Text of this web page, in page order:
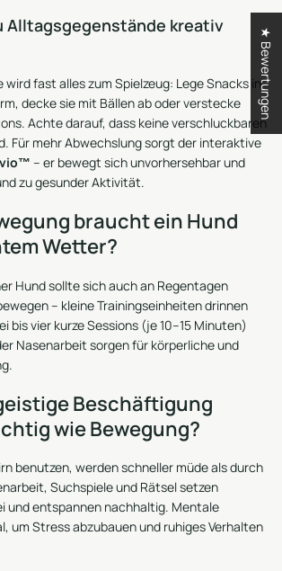
Alltagsgegenstände kreativ
fast alles zum Spielzeug: Lege Snacks in
decke sie mit Bällen ab oder verstecke
Achte darauf, dass keine verschluckbaren
Für mehr Abwechslung sorgt der interaktive
– er bewegt sich unvorhersehbar und
zu gesunder Aktivität.
braucht ein Hund
Wetter?
Hund sollte sich auch an Regentagen
– kleine Trainingseinheiten drinnen
bis vier kurze Sessions (je 10–15 Minuten)
Nasenarbeit sorgen für körperliche und
Beschäftigung
wie Bewegung?
benutzen, werden schneller müde als durch
Suchspiele und Rätsel setzen
und entspannen nachhaltig. Mentale
um Stress abzubauen und ruhiges Verhalten
★ Bewertungen